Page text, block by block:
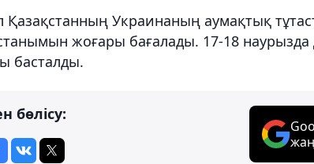
Қазақстанның Украинаның аумақтық
жоғары бағалады. 17-18
басталды.
бөлісу: